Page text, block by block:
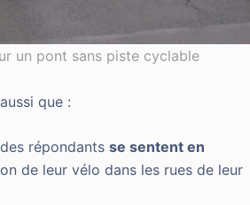
un pont sans piste cyclable
que :
des répondants se sentent en
de leur vélo dans les rues de leur